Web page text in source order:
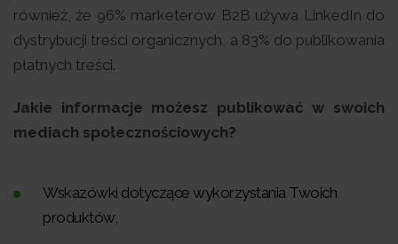
również, że 96% marketerów B2B używa LinkedIn do
dystrybucji treści organicznych, a 83% do publikowania
płatnych treści.
Jakie informacje możesz publikować w swoich
mediach społecznościowych?
Wskazówki dotyczące wykorzystania Twoich
produktów,